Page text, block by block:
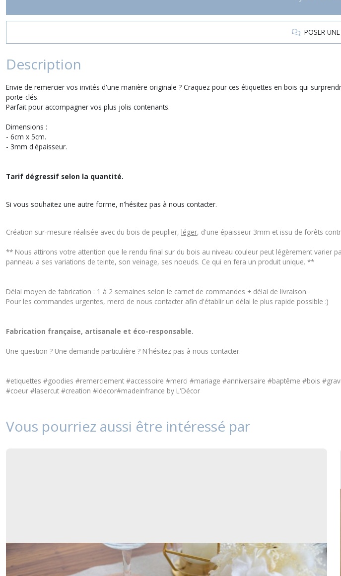
POSER
Description
Envie de remercier vos invités d'une manière originale ? Craquez pour ces étiquettes en bois qui
porte-clés.
Parfait pour accompagner vos plus jolis contenants.
Dimensions :
- 6cm x 5cm.
- 3mm d'épaisseur.
Tarif dégressif selon la quantité.
Si vous souhaitez une autre forme, n'hésitez pas à nous contacter.
Création sur-mesure réalisée avec du bois de peuplier, léger, d'une épaisseur 3mm et issu de forêts
** Nous attirons votre attention que le rendu final sur du bois au niveau couleur peut légèrement varier
panneau a ses variations de teinte, son veinage, ses noeuds. Ce qui en fera un produit unique. **
Délai moyen de fabrication : 1 à 2 semaines selon le carnet de commandes + délai de livraison.
Pour les commandes urgentes, merci de nous contacter afin d'établir un délai le plus rapide possible :)
Fabrication française, artisanale et éco-responsable.
Une question ? Une demande particulière ? N'hésitez pas à nous contacter.
#etiquettes #goodies #remerciement #accessoire #merci #mariage #anniversaire #baptême #bois
#coeur #lasercut #creation #ldecor#madeinfrance by L'Décor
Vous pourriez aussi être intéressé par